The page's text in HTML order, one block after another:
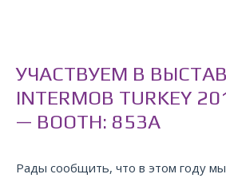
УЧАСТВУЕМ В
INTERMOB TURKEY
— BOOTH: 853A
Рады сообщить, что в этом году